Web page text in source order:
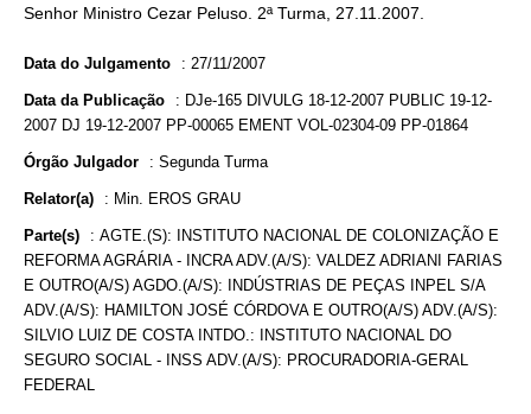
Senhor Ministro Cezar Peluso. 2ª Turma, 27.11.2007.
Data do Julgamento : 27/11/2007
Data da Publicação : DJe-165 DIVULG 18-12-2007 PUBLIC 19-12-
2007 DJ 19-12-2007 PP-00065 EMENT VOL-02304-09 PP-01864
Órgão Julgador : Segunda Turma
Relator(a) : Min. EROS GRAU
Parte(s) : AGTE.(S): INSTITUTO NACIONAL DE COLONIZAÇÃO E
REFORMA AGRÁRIA - INCRA ADV.(A/S): VALDEZ ADRIANI FARIAS
E OUTRO(A/S) AGDO.(A/S): INDÚSTRIAS DE PEÇAS INPEL S/A
ADV.(A/S): HAMILTON JOSÉ CÓRDOVA E OUTRO(A/S) ADV.(A/S):
SILVIO LUIZ DE COSTA INTDO.: INSTITUTO NACIONAL DO
SEGURO SOCIAL - INSS ADV.(A/S): PROCURADORIA-GERAL
FEDERAL